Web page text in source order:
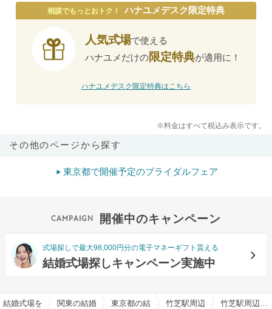
相談でもっとおトク！ ハナユメデスク限定特典
人気式場で使える
ハナユメだけの限定特典が適用に！
ハナユメデスク限定特典はこちら
※料金はすべて税込み表示です。
その他のページから探す
東京都で開催予定のブライダルフェア
開催中のキャンペーン
式場探しで最大98,000円分の電子マネーギフト貰える
結婚式場探しキャンペーン実施中
結婚式場を探すならハナユメ
関東の結婚式場東京都の結婚式場竹芝駅周辺の結婚式場 竹芝駅周辺のホテルウエディングでおすすめの結婚式場・挙式会場一覧